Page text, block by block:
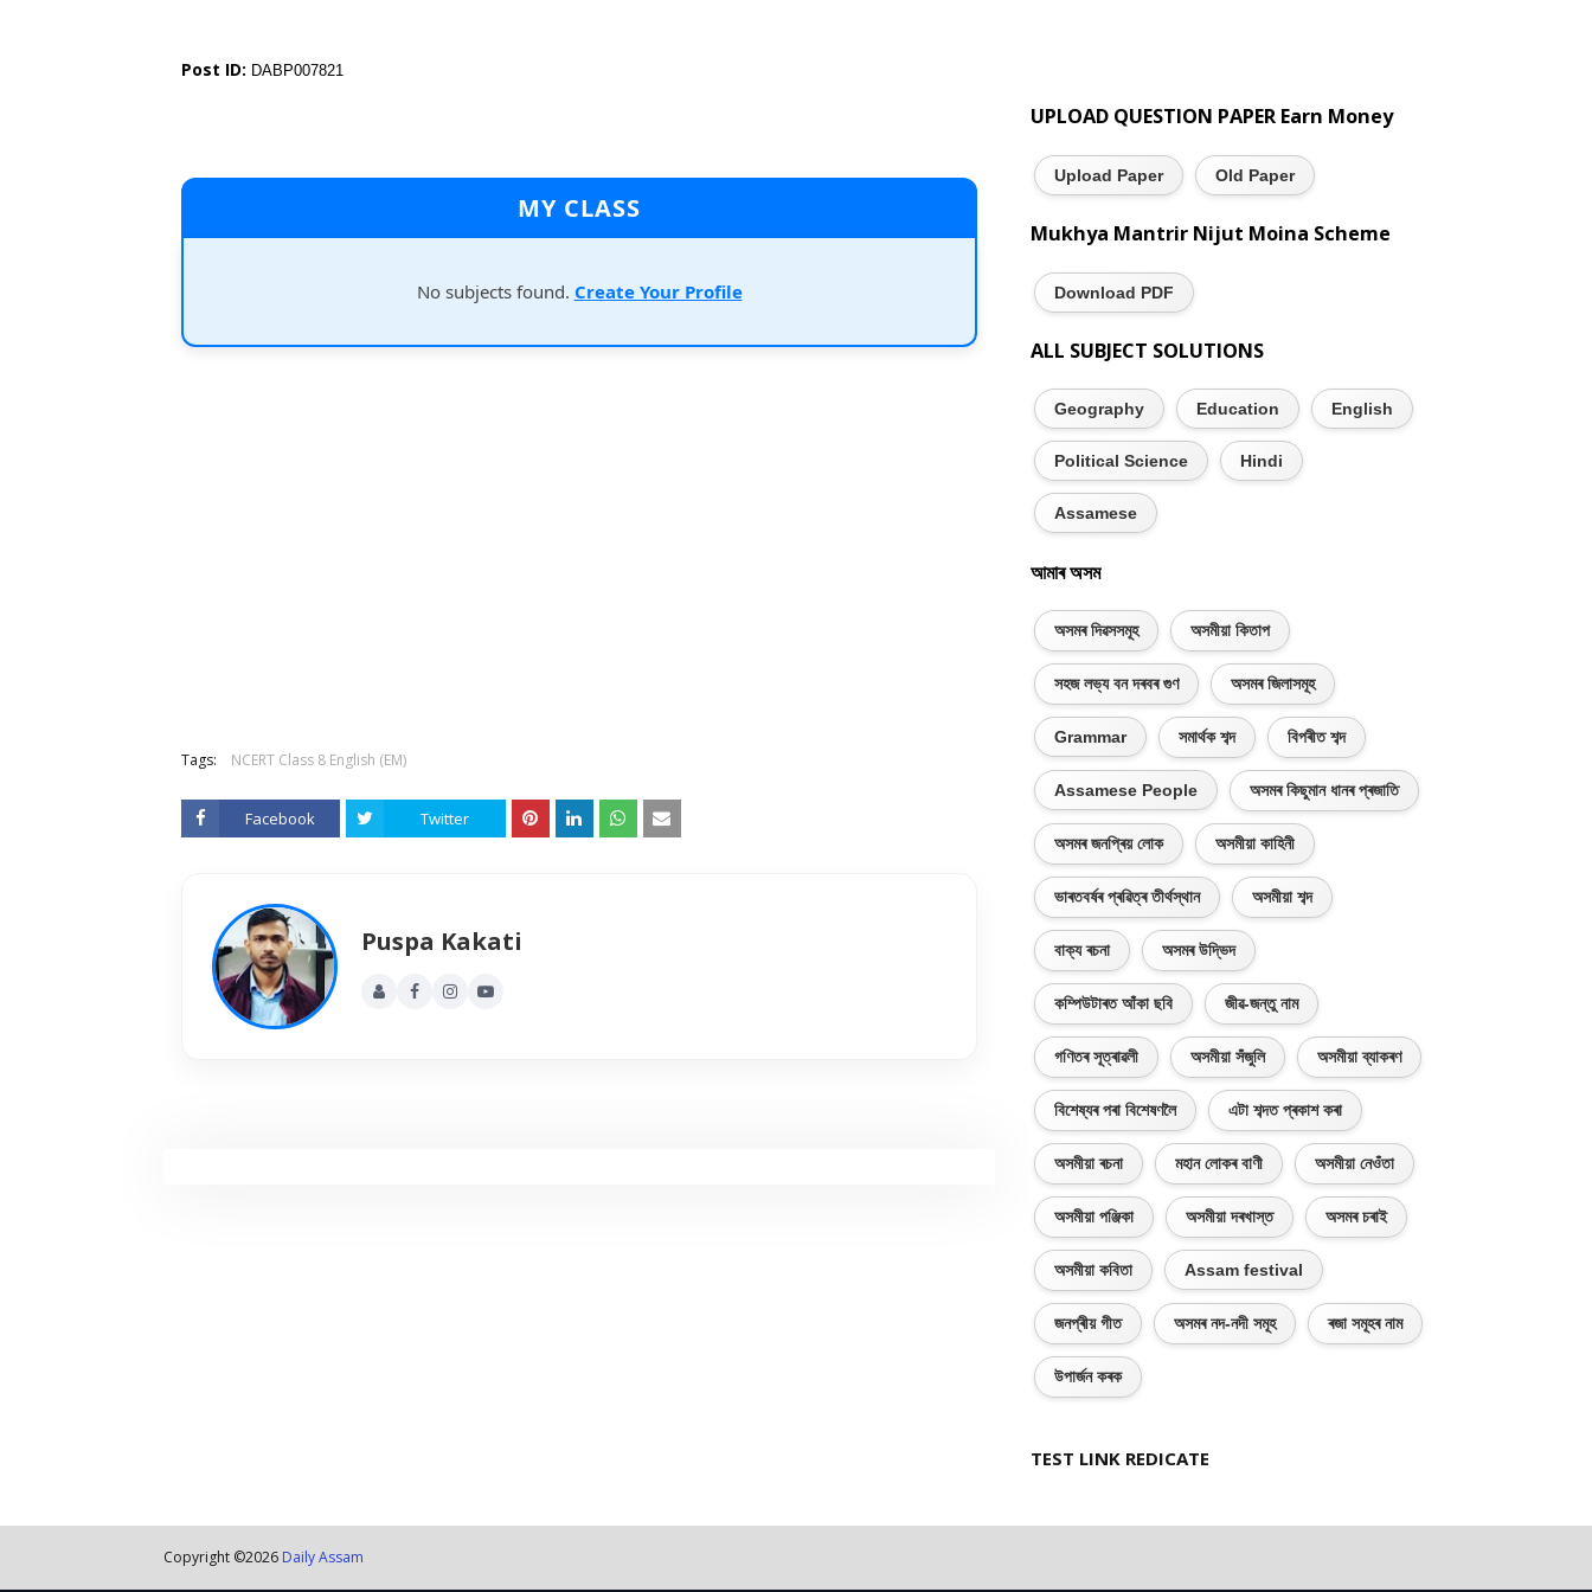
Post ID: DABP007821
MY CLASS
No subjects found. Create Your Profile
Tags: NCERT Class 8 English (EM)
Facebook Twitter
Puspa Kakati
UPLOAD QUESTION PAPER Earn Money
Upload Paper Old Paper
Mukhya Mantrir Nijut Moina Scheme
Download PDF
ALL SUBJECT SOLUTIONS
Geography Education English
Political Science Hindi
Assamese
আমাৰ অসম
অসমৰ দিৱসসমূহ অসমীয়া কিতাপ
সহজ লভ্য বন দৰবৰ গুণ অসমৰ জিলাসমূহ
Grammar সমাৰ্থক শব্দ বিপৰীত শব্দ
Assamese People অসমৰ কিছুমান ধানৰ প্ৰজাতি
অসমৰ জনপ্ৰিয় লোক অসমীয়া কাহিনী
ভাৰতবৰ্ষৰ প্ৰৱিত্ৰ তীৰ্থস্থান অসমীয়া শব্দ
বাক্য ৰচনা অসমৰ উদ্ভিদ
কম্পিউটাৰত আঁকা ছবি জীৱ-জন্তু নাম
গণিতৰ সূত্ৰাৱলী অসমীয়া সঁজুলি অসমীয়া ব্যাকৰণ
বিশেষ্যৰ পৰা বিশেষণলৈ এটা শব্দত প্ৰকাশ কৰা
অসমীয়া ৰচনা মহান লোকৰ বাণী অসমীয়া নেওঁতা
অসমীয়া পঞ্জিকা অসমীয়া দৰখাস্ত অসমৰ চৰাই
অসমীয়া কবিতা Assam festival
জনপ্ৰীয় গীত অসমৰ নদ-নদী সমূহ ৰজা সমূহৰ নাম
উপাৰ্জন কৰক
TEST LINK REDICATE
Copyright ©2026 Daily Assam